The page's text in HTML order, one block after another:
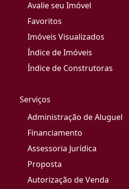
Avalie seu Imóvel
Favoritos
Imóveis Visualizados
Índice de Imóveis
Índice de Construtoras
Serviços
Administração de Aluguel
Financiamento
Assessoria Jurídica
Proposta
Autorização de Venda